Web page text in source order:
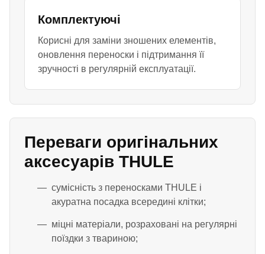
Комплектуючі
Корисні для заміни зношених елементів,
оновлення переноски і підтримання її
зручності в регулярній експлуатації.
Переваги оригінальних
аксесуарів THULE
сумісність з переносками THULE і
акуратна посадка всередині клітки;
міцні матеріали, розраховані на регулярні
поїздки з твариною;